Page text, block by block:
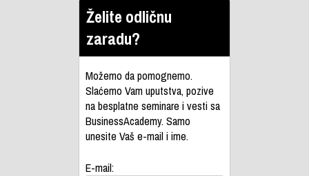
Želite odličnu
zaradu?
Možemo da pomognemo.
Slaćemo Vam uputstva, pozive
na besplatne seminare i vesti sa
BusinessAcademy. Samo
unesite Vaš e-mail i ime.
E-mail: